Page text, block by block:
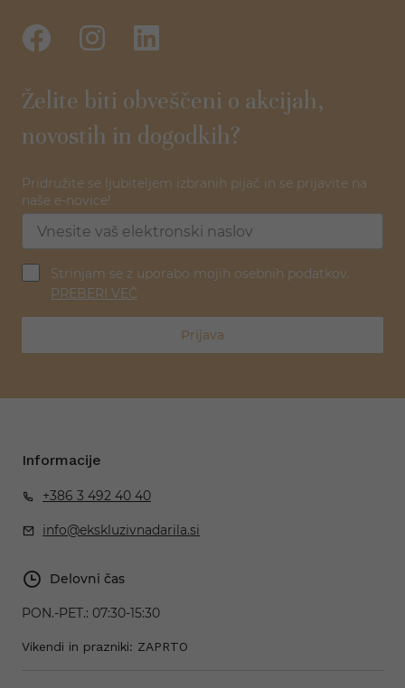
Želite biti obveščeni o akcijah,
novostih in dogodkih?
Pridružite se ljubiteljem izbranih pijač in se prijavite na
naše e-novice!
Strinjam se z uporabo mojih osebnih podatkov.
PREBERI VEČ
Prijava
Informacije
+386 3 492 40 40
info@ekskluzivnadarila.si
Delovni čas
PON.-PET.: 07:30-15:30
Vikendi in prazniki: ZAPRTO